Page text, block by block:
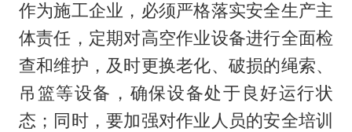
作为施工企业，必须严格落实安全生产主
体责任，定期对高空作业设备进行全面检
查和维护，及时更换老化、破损的绳索、
吊篮等设备，确保设备处于良好运行状
态；同时，要加强对作业人员的安全培训